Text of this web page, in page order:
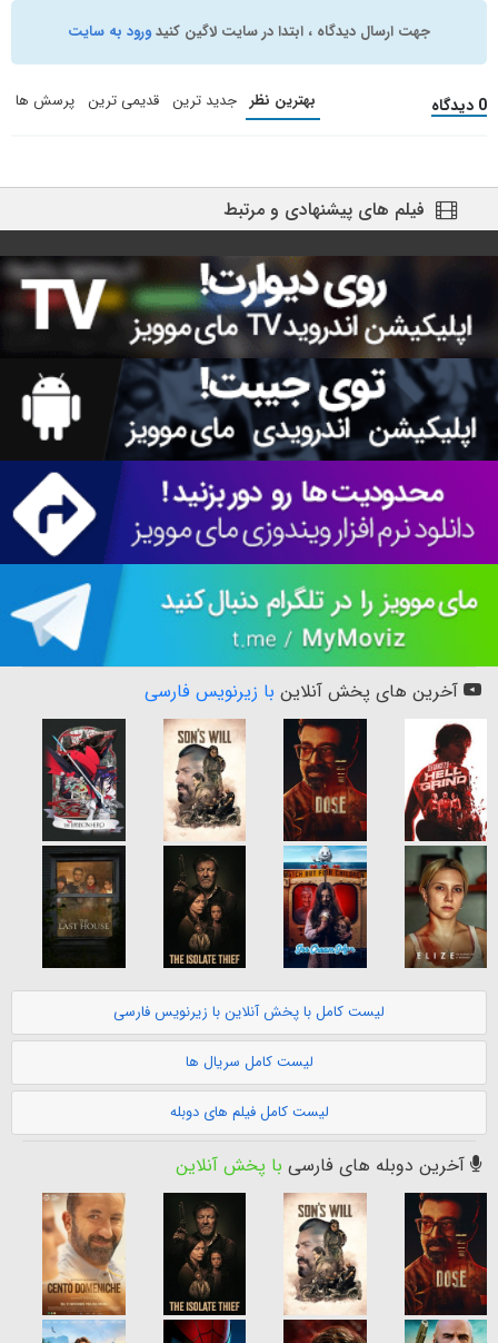
جهت ارسال دیدگاه ، ابتدا در سایت لاگین کنیدورود به سایت
0 دیدگاه بهترین نظر جدید ترین قدیمی ترین پرسش ها
فیلم های پیشنهادی و مرتبط
آخرین های پخش آنلاین با زیرنویس فارسی
لیست کامل با پخش آنلاین با زیرنویس فارسی
لیست کامل سریال ها
لیست کامل فیلم های دوبله
آخرین دوبله های فارسی با پخش آنلاین